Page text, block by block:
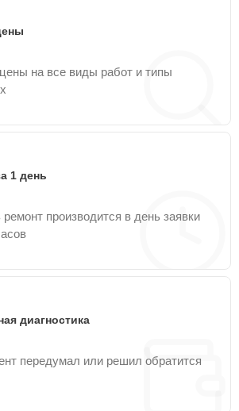
на все виды работ и типы
1 день
производится в день заявки
диагностика
передумал или решил обратится